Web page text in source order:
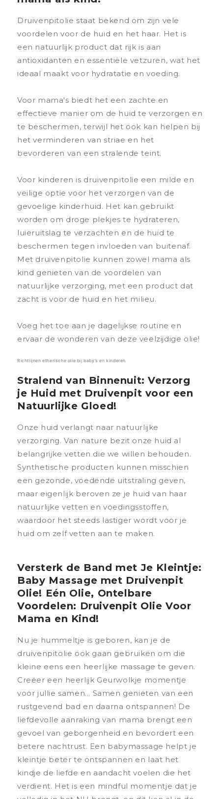
Druivenpitolie staat bekend om zijn vele
voordelen voor de huid en het haar. Het is
een natuurlijk product dat rijk is aan
antioxidanten en essentiële vetzuren, wat het
ideaal maakt voor hydratatie en voeding.
Voor mama's biedt het een zachte en
effectieve manier om de huid te verzorgen en
te beschermen, terwijl het ook kan helpen bij
het verminderen van striae en het
bevorderen van een stralende teint.
Voor kinderen is druivenpitolie een milde en
veilige optie voor het verzorgen van de
gevoelige kinderhuid. Het kan gebruikt
worden om droge plekjes te hydrateren,
luieruitslag te verzachten en de huid te
beschermen tegen invloeden van buitenaf.
Met druivenpitolie kunnen zowel mama als
kind genieten van de voordelen van
natuurlijke verzorging, met een product dat
zacht is voor de huid en het milieu.
Voeg het toe aan je dagelijkse routine en
ervaar de wonderen van deze veelzijdige olie!
Richtlijnen etherische olie bij baby’s en kinderen
Stralend van Binnenuit: Verzorg
je Huid met Druivenpit voor een
Natuurlijke Gloed!
Onze huid verlangt naar natuurlijke
verzorging. Van nature bezit onze huid al
belangrijke vetten die we willen behouden.
Synthetische producten kunnen misschien
een gezonde, voedende uitstraling geven,
maar eigenlijk beroven ze je huid van haar
natuurlijke vetten en voedingsstoffen,
waardoor het steeds lastiger wordt voor je
huid om zelf vetten aan te maken.
Versterk de Band met Je Kleintje:
Baby Massage met Druivenpit
Olie! Eén Olie, Ontelbare
Voordelen: Druivenpit Olie Voor
Mama en Kind!
Nu je hummeltje is geboren, kan je de
druivenpitolie ook gaan gebruiken om die
kleine eens een heerlijke massage te geven.
Creëer een heerlijk Geurwolkje momentje
voor jullie samen... Samen genieten van een
rustgevend bad en daarna ontspannen! De
liefdevolle aanraking van mama brengt een
gevoel van geborgenheid en bevordert een
betere nachtrust. Een babymassage helpt je
kleintje beter te ontspannen en laat het
kindje de liefde en aandacht voelen die het
verdient. Het is een mindful momentje dat je